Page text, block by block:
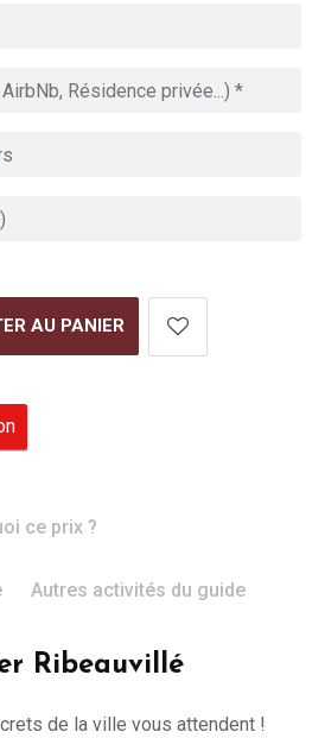
AU PANIER
ce prix ?
Autres activités du guide
Ribeauvillé
de la ville vous attendent !